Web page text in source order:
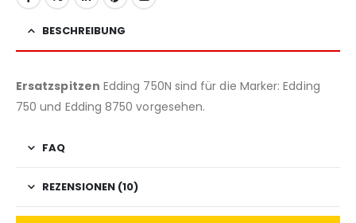
BESCHREIBUNG
Ersatzspitzen Edding 750N sind für die Marker: Edding
750 und Edding 8750 vorgesehen.
FAQ
REZENSIONEN (10)